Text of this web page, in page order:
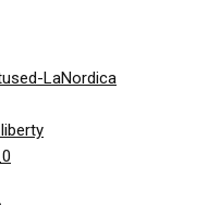
LaNordica